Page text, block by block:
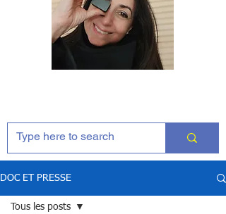
DOC ET PRESSE
Tous les posts